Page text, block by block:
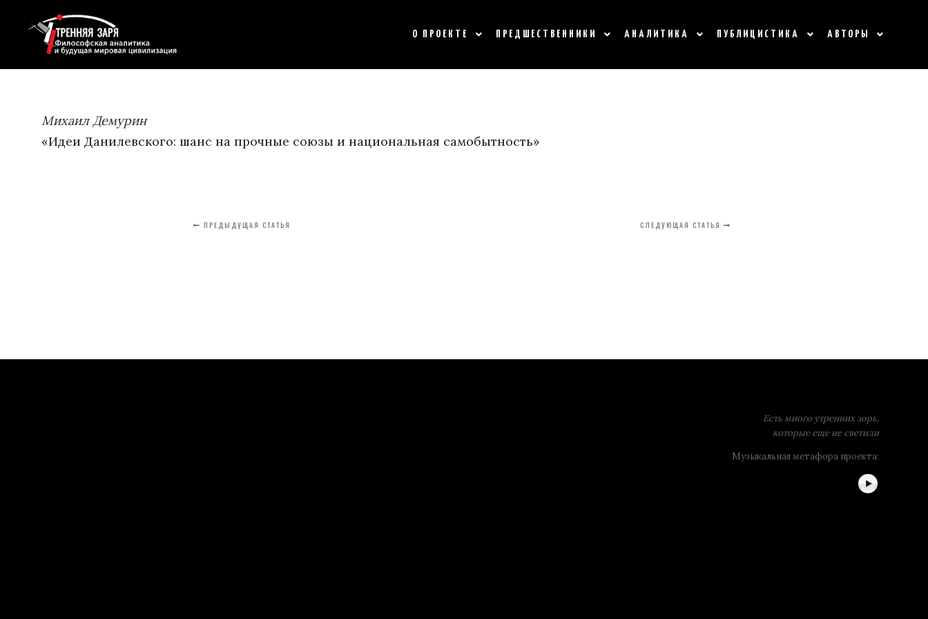
О ПРОЕКТЕ ПРЕДШЕСТВЕННИКИ АНАЛИТИКА ПУБЛИЦИСТИКА АВТОРЫ
Михаил Демурин
«Идеи Данилевского: шанс на прочные союзы и национальная самобытность»
ПРЕДЫДУЩАЯ СТАТЬЯ СЛЕДУЮЩАЯ СТАТЬЯ
Есть много утренних зорь,
которые еще не светили
Музыкальная метафора проекта: